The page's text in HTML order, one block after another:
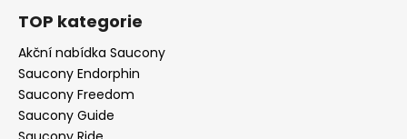
TOP kategorie
Akční nabídka Saucony
Saucony Endorphin
Saucony Freedom
Saucony Guide